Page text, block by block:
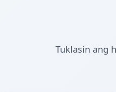
Tuklasin ang